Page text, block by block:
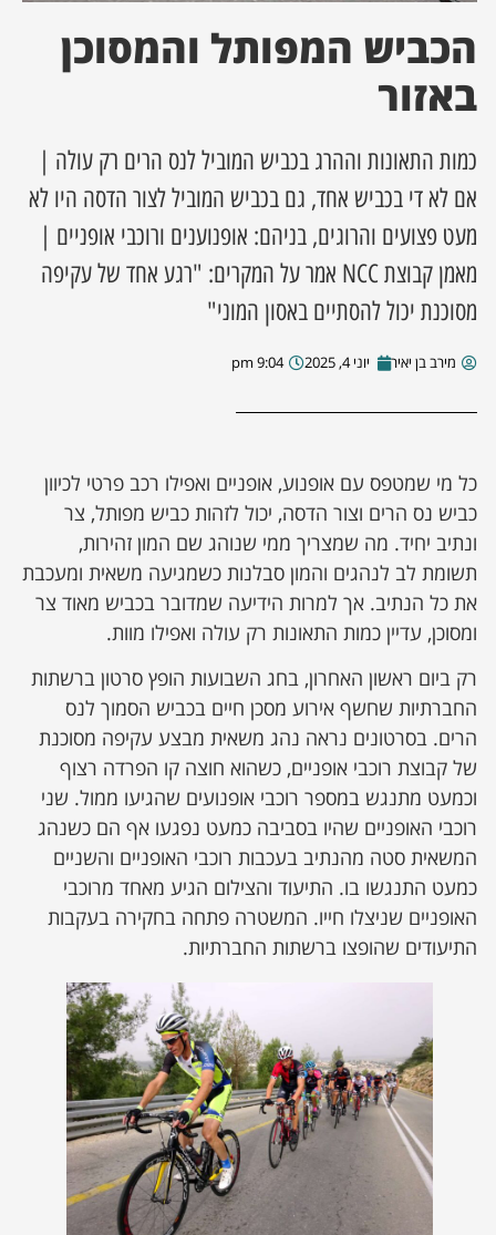
מסע מלחמה
השבוע
מקומית
עסקים
הכביש המפותל והמסוכן
באזור
כמות התאונות וההרג בכביש המוביל לנס הרים רק עולה |
אם לא די בכביש אחד, גם בכביש המוביל לצור הדסה היו לא
מעט פצועים והרוגים, בניהם: אופנוענים ורוכבי אופניים |
מאמן קבוצת NCC אמר על המקרים: "רגע אחד של עקיפה
מסוכנת יכול להסתיים באסון המוני"
מירב בן יאיר יוני 4, 2025 9:04 pm
כל מי שמטפס עם אופנוע, אופניים ואפילו רכב פרטי לכיוון
כביש נס הרים וצור הדסה, יכול לזהות כביש מפותל, צר
ונתיב יחיד. מה שמצריך ממי שנוהג שם המון זהירות,
תשומת לב לנהגים והמון סבלנות כשמגיעה משאית ומעכבת
את כל הנתיב. אך למרות הידיעה שמדובר בכביש מאוד צר
ומסוכן, עדיין כמות התאונות רק עולה ואפילו מוות.
רק ביום ראשון האחרון, בחג השבועות הופץ סרטון ברשתות
החברתיות שחשף אירוע מסכן חיים בכביש הסמוך לנס
הרים. בסרטונים נראה נהג משאית מבצע עקיפה מסוכנת
של קבוצת רוכבי אופניים, כשהוא חוצה קו הפרדה רצוף
וכמעט מתנגש במספר רוכבי אופנועים שהגיעו ממול. שני
רוכבי האופניים שהיו בסביבה כמעט נפגעו אף הם כשנהג
המשאית סטה מהנתיב בעכבות רוכבי האופניים והשניים
כמעט התנגשו בו. התיעוד והצילום הגיע מאחד מרוכבי
האופניים שניצלו חייו. המשטרה פתחה בחקירה בעקבות
התיעודים שהופצו ברשתות החברתיות.